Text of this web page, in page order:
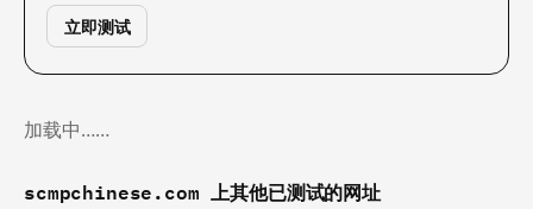
立即测试
加载中……
scmpchinese.com 上其他已测试的网址